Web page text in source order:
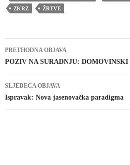
ZKRZ
ŽRTVE
Navigacija
objava
PRETHODNA OBJAVA
POZIV NA SURADNJU: DOMOVINSKI
SLJEDEĆA OBJAVA
Ispravak: Nova jasenovačka paradigma